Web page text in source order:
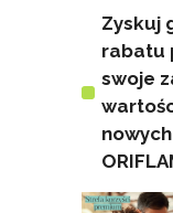
Zyskuj
rabatu
swoje